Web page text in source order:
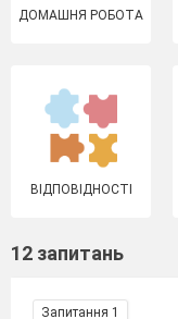
ДОМАШНЯ РОБОТА
ВІДПОВІДНОСТІ
12 запитань
Запитання 1